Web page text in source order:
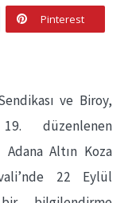
Pinterest
ve Biroy,
düzenlenen
Adana Altın Koza
22 Eylül